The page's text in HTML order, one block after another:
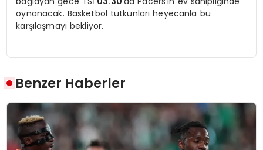
oynanacak. Basketbol tutkunları heyecanla bu
karşılaşmayı bekliyor.
Benzer Haberler